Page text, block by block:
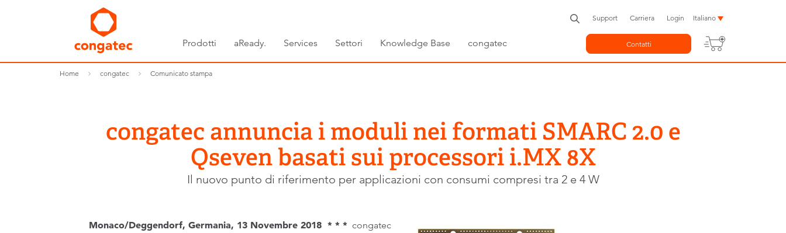
Prodotti aReady. Services Settori Knowledge Base congatec
Support Carriera Login Italiano
Contatti
Home congatec Comunicato stampa
congatec annuncia i moduli nei formati SMARC 2.0 e
Qseven basati sui processori i.MX 8X
Il nuovo punto di riferimento per applicazioni con consumi compresi tra 2 e 4 W
Monaco/Deggendorf, Germania, 13 Novembre 2018 * * * congatec